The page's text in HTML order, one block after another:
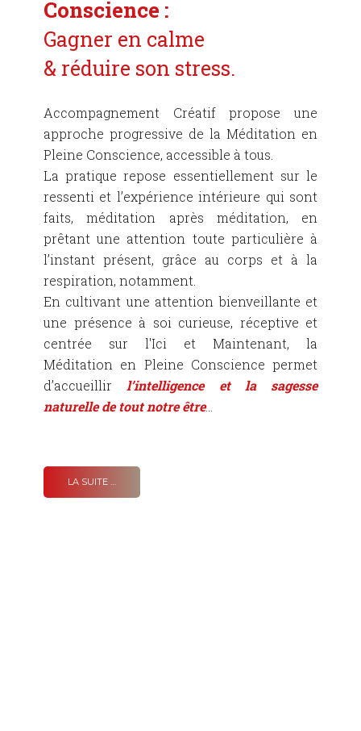
Conscience :
Gagner en calme
& réduire son stress.
Accompagnement Créatif propose une
approche progressive de la Méditation en
Pleine Conscience, accessible à tous.
La pratique repose essentiellement sur le
ressenti et l’expérience intérieure qui sont
faits, méditation après méditation, en
prêtant une attention toute particulière à
l’instant présent, grâce au corps et à la
respiration, notamment.
En cultivant une attention bienveillante et
une présence à soi curieuse, réceptive et
centrée sur l'Ici et Maintenant, la
Méditation en Pleine Conscience permet
d’accueillir l’intelligence et la sagesse
naturelle de tout notre être...
LA SUITE …